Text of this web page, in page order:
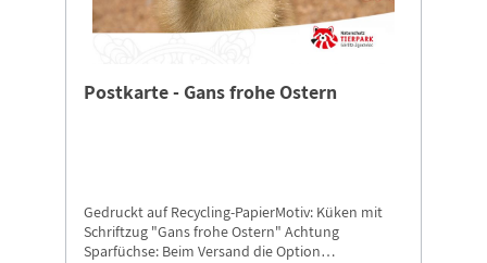
Postkarte - Gans frohe Ostern
Gedruckt auf Recycling-PapierMotiv: Küken mit
Schriftzug "Gans frohe Ostern" Achtung
Sparfüchse: Beim Versand die Option